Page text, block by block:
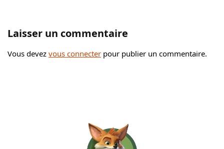
Laisser un commentaire
Vous devez vous connecter pour publier un commentaire.